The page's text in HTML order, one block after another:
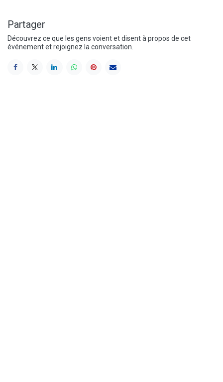
Partager
Découvrez ce que les gens voient et disent à propos de cet
événement et rejoignez la conversation.